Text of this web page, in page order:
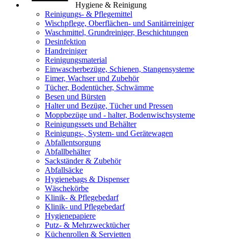
Hygiene & Reinigung
Reinigungs- & Pflegemittel
Wischpflege, Oberflächen- und Sanitärreiniger
Waschmittel, Grundreiniger, Beschichtungen
Desinfektion
Handreiniger
Reinigungsmaterial
Einwascherbezüge, Schienen, Stangensysteme
Eimer, Wachser und Zubehör
Tücher, Bodentücher, Schwämme
Besen und Bürsten
Halter und Bezüge, Tücher und Pressen
Moppbezüge und - halter, Bodenwischsysteme
Reinigungssets und Behälter
Reinigungs-, System- und Gerätewagen
Abfallentsorgung
Abfallbehälter
Sackständer & Zubehör
Abfallsäcke
Hygienebags & Dispenser
Wäschekörbe
Klinik- & Pflegebedarf
Klinik- und Pflegebedarf
Hygienepapiere
Putz- & Mehrzwecktücher
Küchenrollen & Servietten